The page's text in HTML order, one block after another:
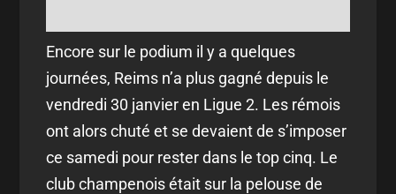
Encore sur le podium il y a quelques
journées, Reims n’a plus gagné depuis le
vendredi 30 janvier en Ligue 2. Les rémois
ont alors chuté et se devaient de s’imposer
ce samedi pour rester dans le top cinq. Le
club champenois était sur la pelouse de